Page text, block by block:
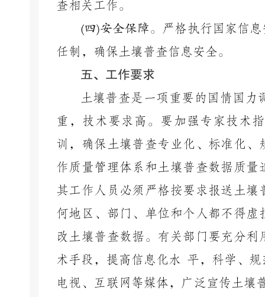
查相关工作。
(四)安全保障。
严格执行国家信
任制，确保土壤普查信息安全。
五、工作要求
土壤普查是一项重要的国情国
重，技术要求高。要加强专家技术
训，确保土壤普查专业化、标准化
作质量管理体系和土壤普查数据质量
其工作人员必须严格按要求报送土
何地区、部门、单位和个人都不得虚
改土壤普查数据。有关部门要充分
术手段，提高信息化水 平，科学、
电视、互联网等媒体，广泛宣传土壤